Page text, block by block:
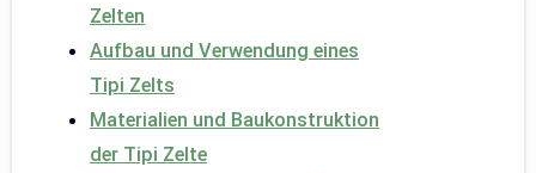
Zelten
Aufbau und Verwendung eines
Tipi Zelts
Materialien und Baukonstruktion
der Tipi Zelte